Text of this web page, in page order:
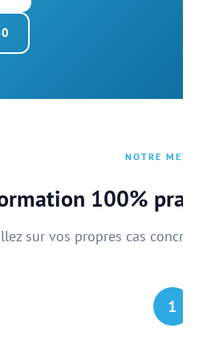
NOTRE
100%
sur vos propres cas
1